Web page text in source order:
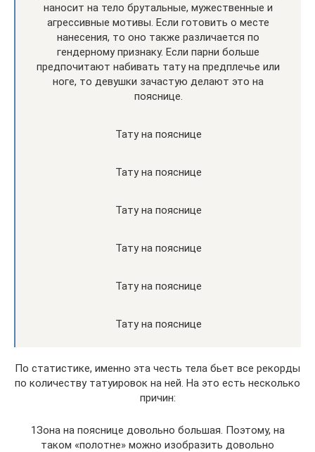
наносит на тело брутальные, мужественные и
агрессивные мотивы. Если готовить о месте
нанесения, то оно также различается по
гендерному признаку. Если парни больше
предпочитают набивать тату на предплечье или
ноге, то девушки зачастую делают это на
пояснице.
Тату на пояснице
Тату на пояснице
Тату на пояснице
Тату на пояснице
Тату на пояснице
Тату на пояснице
По статистике, именно эта честь тела бьет все рекорды
по количеству татуировок на ней. На это есть несколько
причин:
1Зона на пояснице довольно большая. Поэтому, на
таком «полотне» можно изобразить довольно